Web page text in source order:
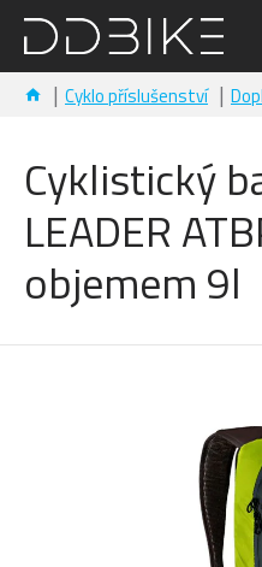
Cyklo příslušenství
Cyklistický
LEADER
objemem 9l